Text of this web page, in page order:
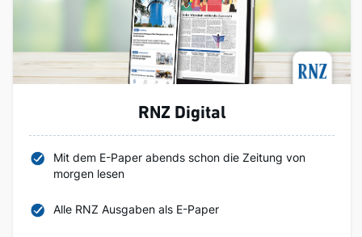
RNZ Digital
Mit dem E-Paper abends schon die Zeitung von
morgen lesen
Alle RNZ Ausgaben als E-Paper